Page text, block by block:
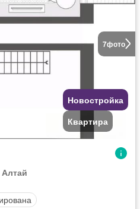
7фото
Новостройка
Квартира